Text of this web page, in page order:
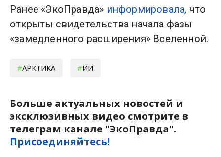
Ранее «ЭкоПравда» информировала, что
открыты свидетельства начала фазы
«замедленного расширения» Вселенной.
АРКТИКА ИИ
Больше актуальных новостей и
эксклюзивных видео смотрите в
телеграм канале "ЭкоПравда".
Присоединяйтесь!